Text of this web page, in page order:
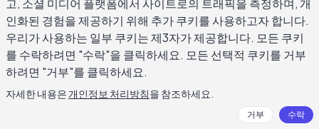
AI에 자기소개서를 쓰게 하는 것이 괜찮
을까?
짧은 답은 '예'이지만 중요한 주의사항이 있습니다. AI는 당신
고, 소셜 미디어 플랫폼에서 사이트로의 트래픽을 측정하며, 개
인화된 경험을 제공하기 위해 추가 쿠키를 사용하고자 합니다.
우리가 사용하는 일부 쿠키는 제3자가 제공합니다. 모든 쿠키
를 수락하려면 "수락"을 클릭하세요. 모든 선택적 쿠키를 거부
하려면 "거부"를 클릭하세요.
자세한 내용은 개인정보 처리방침을 참조하세요.
거부 수락